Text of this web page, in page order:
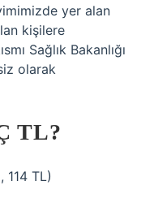
yer alan
kişilere
Sağlık Bakanlığı
olarak
TL?
114 TL)